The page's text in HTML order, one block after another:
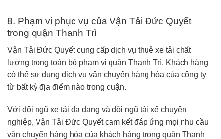
8. Phạm vi phục vụ của Vận Tải Đức Quyết
trong quận Thanh Trì
Vận Tải Đức Quyết cung cấp dịch vụ thuê xe tải chất
lượng trong toàn bộ phạm vi quận Thanh Trì. Khách hàng
có thể sử dụng dịch vụ vận chuyển hàng hóa của công ty
từ bất kỳ địa điểm nào trong quận.
Với đội ngũ xe tải đa dạng và đội ngũ tài xế chuyên
nghiệp, Vận Tải Đức Quyết cam kết đáp ứng mọi nhu cầu
vận chuyển hàng hóa của khách hàng trong quận Thanh